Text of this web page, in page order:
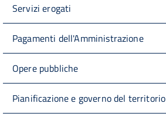
Servizi erogati
Pagamenti dell'Amministrazione
Opere pubbliche
Pianificazione e governo del territorio